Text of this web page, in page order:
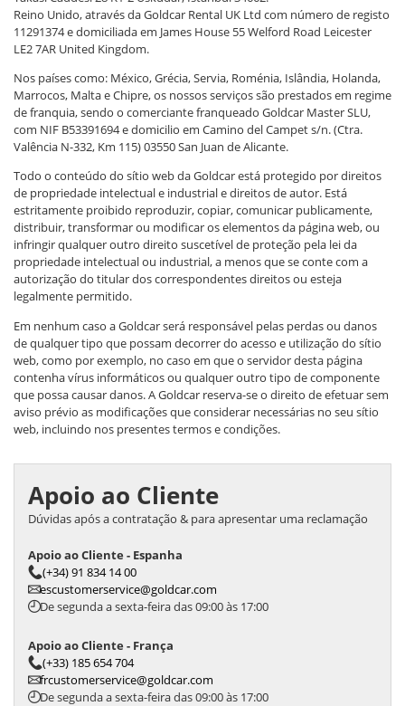
Reino Unido, através da Goldcar Rental UK Ltd com número de registo
11291374 e domiciliada em James House 55 Welford Road Leicester
LE2 7AR United Kingdom.
Nos países como: México, Grécia, Servia, Roménia, Islândia, Holanda,
Marrocos, Malta e Chipre, os nossos serviços são prestados em regime
de franquia, sendo o comerciante franqueado Goldcar Master SLU,
com NIF B53391694 e domicilio em Camino del Campet s/n. (Ctra.
Valência N-332, Km 115) 03550 San Juan de Alicante.
Todo o conteúdo do sítio web da Goldcar está protegido por direitos
de propriedade intelectual e industrial e direitos de autor. Está
estritamente proibido reproduzir, copiar, comunicar publicamente,
distribuir, transformar ou modificar os elementos da página web, ou
infringir qualquer outro direito suscetível de proteção pela lei da
propriedade intelectual ou industrial, a menos que se conte com a
autorização do titular dos correspondentes direitos ou esteja
legalmente permitido.
Em nenhum caso a Goldcar será responsável pelas perdas ou danos
de qualquer tipo que possam decorrer do acesso e utilização do sítio
web, como por exemplo, no caso em que o servidor desta página
contenha vírus informáticos ou qualquer outro tipo de componente
que possa causar danos. A Goldcar reserva-se o direito de efetuar sem
aviso prévio as modificações que considerar necessárias no seu sítio
web, incluindo nos presentes termos e condições.
Apoio ao Cliente
Dúvidas após a contratação & para apresentar uma reclamação
Apoio ao Cliente - Espanha
(+34) 91 834 14 00
escustomerservice@goldcar.com
De segunda a sexta-feira das 09:00 às 17:00
Apoio ao Cliente - França
(+33) 185 654 704
frcustomerservice@goldcar.com
De segunda a sexta-feira das 09:00 às 17:00